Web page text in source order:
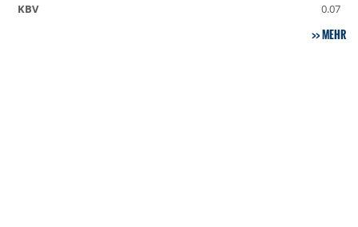
KBV
0.07
MEHR